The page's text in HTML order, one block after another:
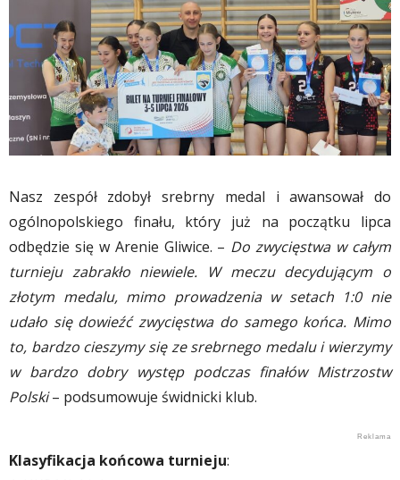
Nasz zespół zdobył srebrny medal i awansował do
ogólnopolskiego finału, który już na początku lipca
odbędzie się w Arenie Gliwice. – Do zwycięstwa w całym
turnieju zabrakło niewiele. W meczu decydującym o
złotym medalu, mimo prowadzenia w setach 1:0 nie
udało się dowieźć zwycięstwa do samego końca. Mimo
to, bardzo cieszymy się ze srebrnego medalu i wierzymy
w bardzo dobry występ podczas finałów Mistrzostw
Polski– podsumowuje świdnicki klub.
Klasyfikacja końcowa turnieju: